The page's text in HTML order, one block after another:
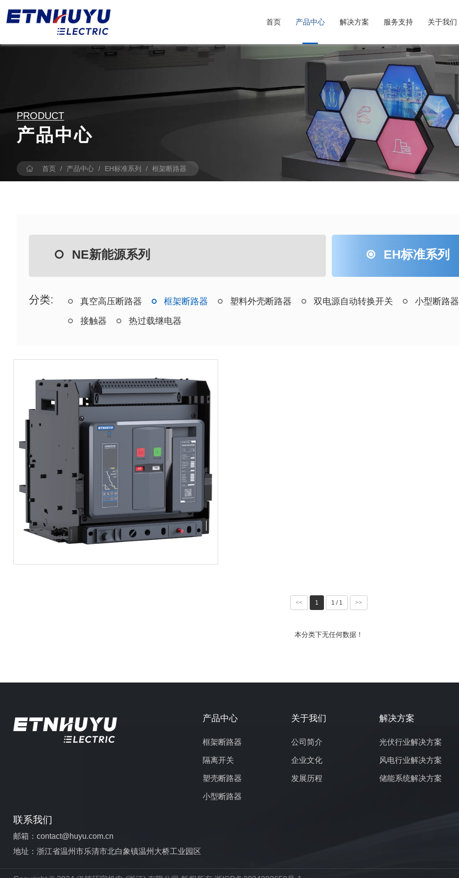
首页 产品中心 解决方案 服务支持 关于我们
公司简介
企业文化
发展历程
PRODUCT
产品中心
首页 / 产品中心 / EH标准系列 / 框架断路器
NE新能源系列 EH标准系列
分类: 真空高压断路器 框架断路器 塑料外壳断路器 双电源自动转换开关 小型断路器
接触器
热过载继电器
<< 1 1 / 1 >>
本分类下无任何数据！
产品中心
框架断路器
隔离开关
塑壳断路器
小型断路器
关于我们
公司简介
企业文化
发展历程
解决方案
光伏行业解决方案
风电行业解决方案
储能系统解决方案
联系我们
邮箱：contact@huyu.com.cn
地址：浙江省温州市乐清市北白象镇温州大桥工业园区